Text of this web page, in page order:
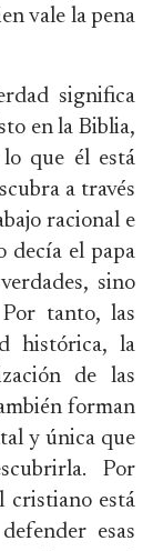
vale la pena
significa
en la Biblia,
que él está
a través
racional e
decía el papa
sino
tanto, las
histórica, la
de las
forman
y única que
Por
cristiano está
esas